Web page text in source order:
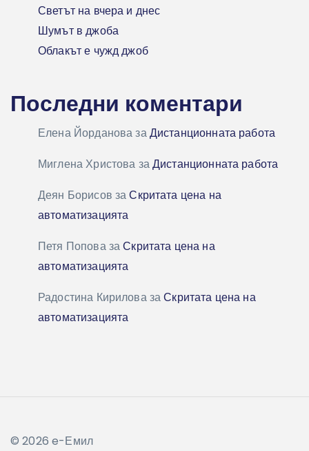
Светът на вчера и днес
Шумът в джоба
Облакът е чужд джоб
Последни коментари
Елена ЙордановазаДистанционната работа
Миглена Христова заДистанционната работа
Деян Борисов заСкритата цена на
автоматизацията
Петя ПоповазаСкритата цена на
автоматизацията
Радостина КириловазаСкритата цена на
автоматизацията
© 2026 e-Емил